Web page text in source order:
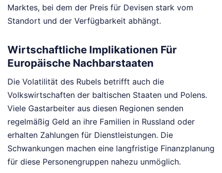
Marktes, bei dem der Preis für Devisen stark vom
Standort und der Verfügbarkeit abhängt.
Wirtschaftliche Implikationen Für
Europäische Nachbarstaaten
Die Volatilität des Rubels betrifft auch die
Volkswirtschaften der baltischen Staaten und Polens.
Viele Gastarbeiter aus diesen Regionen senden
regelmäßig Geld an ihre Familien in Russland oder
erhalten Zahlungen für Dienstleistungen. Die
Schwankungen machen eine langfristige Finanzplanung
für diese Personengruppen nahezu unmöglich.